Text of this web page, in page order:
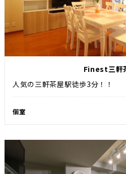
Finest三軒
人気の三軒茶屋駅徒歩3分！！
個室